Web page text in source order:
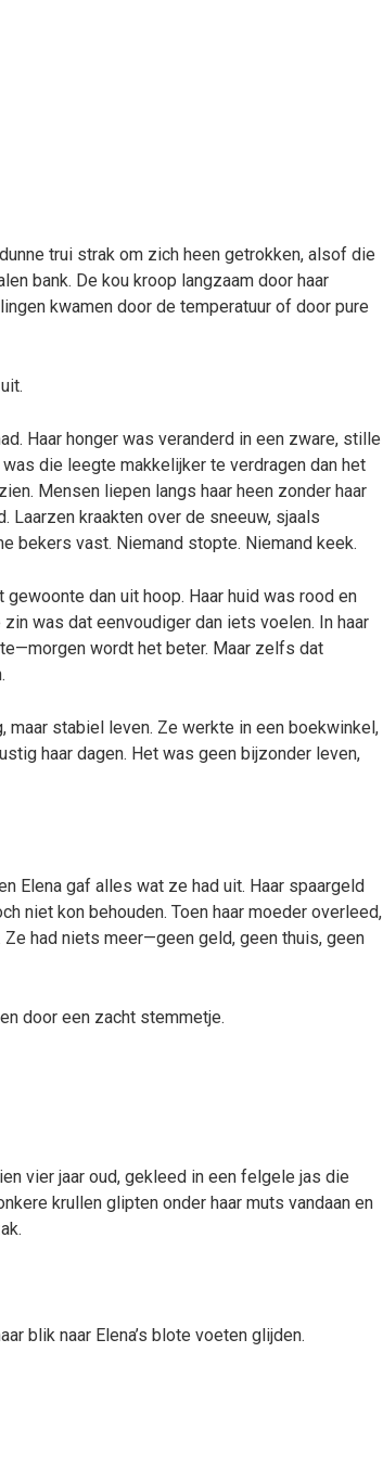
trui strak om zich heen getrokken, alsof die
bank. De kou kroop langzaam door haar
kwamen door de temperatuur of door pure
Haar honger was veranderd in een zware, stille
die leegte makkelijker te verdragen dan het
Mensen liepen langs haar heen zonder haar
Laarzen kraakten over de sneeuw, sjaals
bekers vast. Niemand stopte. Niemand keek.
dan uit hoop. Haar huid was rood en
was dat eenvoudiger dan iets voelen. In haar
wordt het beter. Maar zelfs dat
maar stabiel leven. Ze werkte in een boekwinkel,
haar dagen. Het was geen bijzonder leven,
Elena gaf alles wat ze had uit. Haar spaargeld
niet kon behouden. Toen haar moeder overleed,
had niets meer—geen geld, geen thuis, geen
door een zacht stemmetje.
vier jaar oud, gekleed in een felgele jas die
krullen glipten onder haar muts vandaan en
blik naar Elena’s blote voeten glijden.